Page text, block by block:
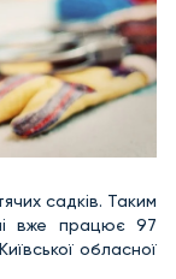
садків. Таким
вже працює 97
обласної